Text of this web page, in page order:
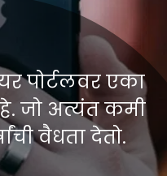
पोर्टलवर एका
जो अत्यंत कमी
वैधता देतो.